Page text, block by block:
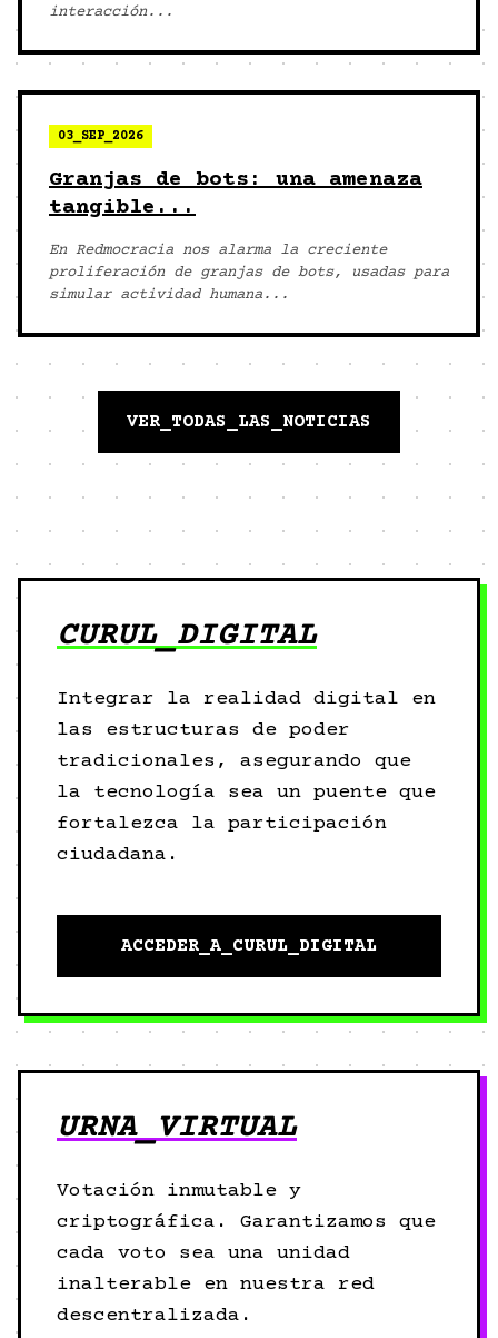
interacción...
03_SEP_2026
Granjas de bots: una amenaza
tangible...
En Redmocracia nos alarma la creciente
proliferación de granjas de bots, usadas para
simular actividad humana...
VER_TODAS_LAS_NOTICIAS
CURUL_DIGITAL
Integrar la realidad digital en
las estructuras de poder
tradicionales, asegurando que
la tecnología sea un puente que
fortalezca la participación
ciudadana.
ACCEDER_A_CURUL_DIGITAL
URNA_VIRTUAL
Votación inmutable y
criptográfica. Garantizamos que
cada voto sea una unidad
inalterable en nuestra red
descentralizada.